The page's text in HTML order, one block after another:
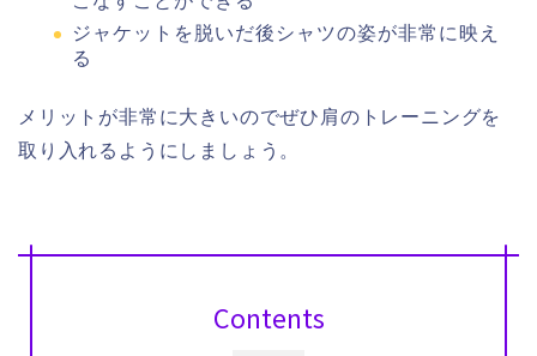
ジャケットを脱いだ後シャツの姿が非常に映え
る
メリットが非常に大きいのでぜひ肩のトレーニングを
取り入れるようにしましょう。
Contents